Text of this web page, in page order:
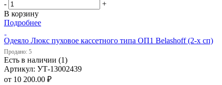
-
+
В корзину
Подробнее
Одеяло Люкс пуховое кассетного типа ОП1 Belashoff (2-х сп)
Продано: 5
Есть в наличии (1)
Артикул: УТ-13002439
от 10 200.00 ₽